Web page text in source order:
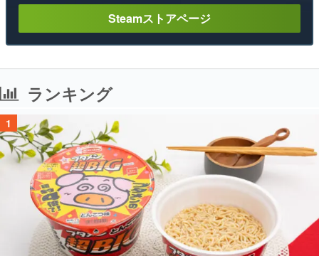
Steamストアページ
ランキング
1